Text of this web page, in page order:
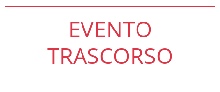
EVENTO
TRASCORSO